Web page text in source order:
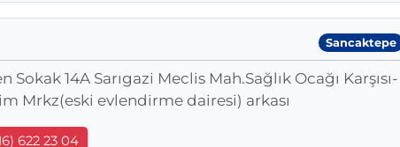
Sancaktepe
14A Sarıgazi Meclis Mah.Sağlık Ocağı Karşısı-
Mrkz(eski evlendirme dairesi) arkası
622 23 04